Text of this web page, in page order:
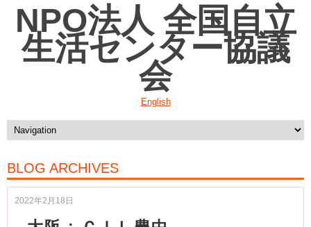
NPO法人 全国自立
生活センター協議
会
English
BLOG ARCHIVES
2022年2月18日